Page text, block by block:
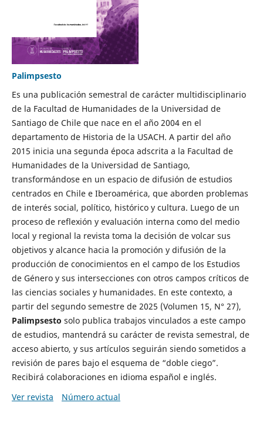
Palimpsesto
Es una publicación semestral de carácter multidisciplinario
de la Facultad de Humanidades de la Universidad de
Santiago de Chile que nace en el año 2004 en el
departamento de Historia de la USACH. A partir del año
2015 inicia una segunda época adscrita a la Facultad de
Humanidades de la Universidad de Santiago,
transformándose en un espacio de difusión de estudios
centrados en Chile e Iberoamérica, que aborden problemas
de interés social, político, histórico y cultura. Luego de un
proceso de reflexión y evaluación interna como del medio
local y regional la revista toma la decisión de volcar sus
objetivos y alcance hacia la promoción y difusión de la
producción de conocimientos en el campo de los Estudios
de Género y sus intersecciones con otros campos críticos de
las ciencias sociales y humanidades. En este contexto, a
partir del segundo semestre de 2025 (Volumen 15, N° 27),
Palimpsesto solo publica trabajos vinculados a este campo
de estudios, mantendrá su carácter de revista semestral, de
acceso abierto, y sus artículos seguirán siendo sometidos a
revisión de pares bajo el esquema de “doble ciego”.
Recibirá colaboraciones en idioma español e inglés.
Ver revista
Número actual